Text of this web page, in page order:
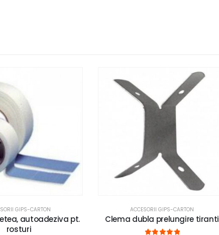
GIPS-CARTON
autoadeziva pt.
rosturi
ACCESORII GIPS-CARTON
Clema dubla prelungire tiranti